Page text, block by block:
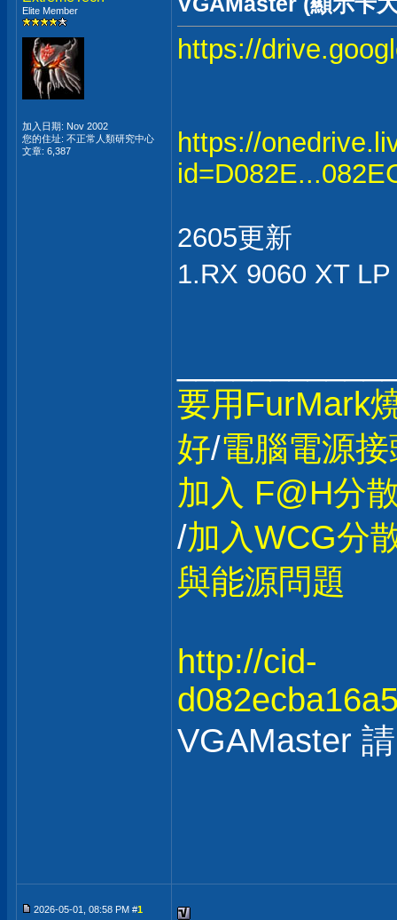
Elite Member
加入日期: Nov 2002
您的住址: 不正常人類研究中心
文章: 6,387
https://
https://
2605更新
1.RX 9060 XT
要用FurMark
好/電腦電源
加入 F@H分
/加入WCG分
與能源問題
http://cid-
VGAMaster
2026-05-01, 08:58 PM #1